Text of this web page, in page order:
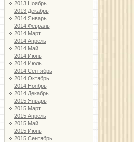
2013 Ноябрь
2013 Декабрь
2014 Январь
2014 Февраль
2014 Март
2014 Апрель
2014 Май
2014 Июнь
2014 Июль
2014 Сентябрь
2014 Октябрь
2014 Ноябрь
2014 Декабрь
2015 Январь
2015 Март
2015 Апрель
2015 Май
2015 Июнь
2015 Сентябрь